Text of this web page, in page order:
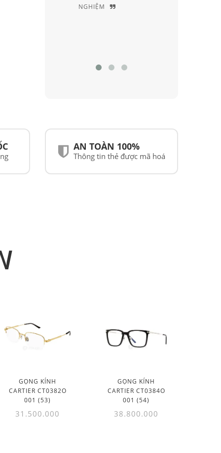
PHẨM CỦA RAYBAN TẠI VIỆT
AN TOÀN 100%
Thông tin thẻ được mã hoá
GỌNG KÍNH
CARTIER CT0382O
001 (53)
31.500.000
GỌNG KÍNH
CARTIER CT0384O
001 (54)
38.800.000